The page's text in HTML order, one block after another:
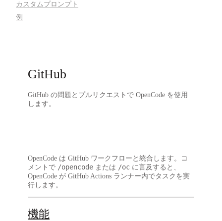
カスタムプロンプト
例
GitHub
GitHub の問題とプルリクエストで OpenCode を使用
します。
OpenCode は GitHub ワークフローと統合します。コ
メントで /opencode または /oc に言及すると、
OpenCode が GitHub Actions ランナー内でタスクを実
行します。
機能